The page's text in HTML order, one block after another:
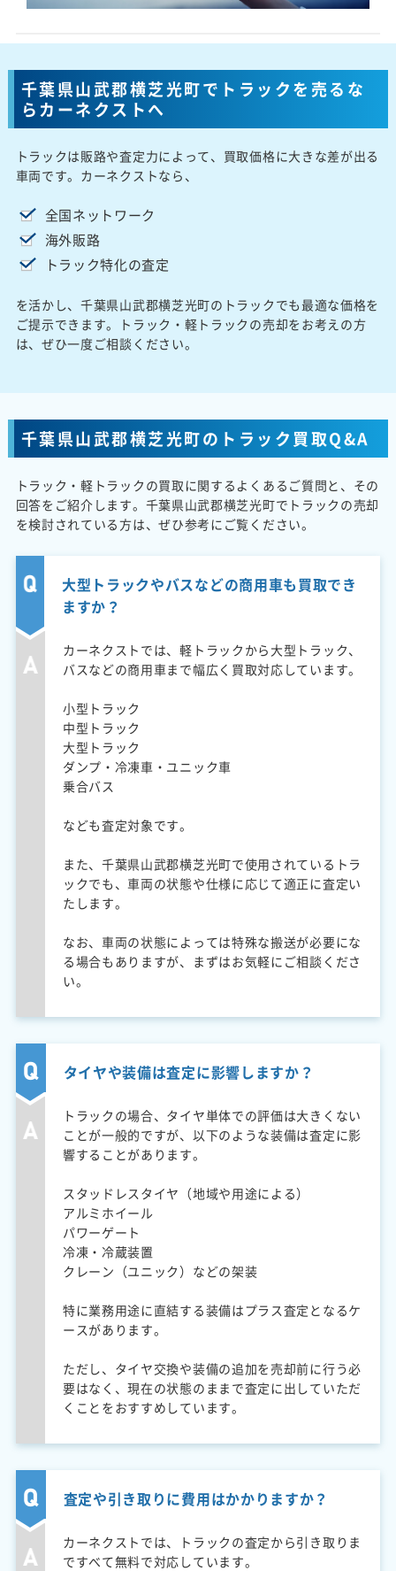
千葉県山武郡横芝光町でトラックを売るな
らカーネクストへ
トラックは販路や査定力によって、買取価格に大きな差が出る
車両です。カーネクストなら、
全国ネットワーク
海外販路
トラック特化の査定
を活かし、千葉県山武郡横芝光町のトラックでも最適な価格を
ご提示できます。トラック・軽トラックの売却をお考えの方
は、ぜひ一度ご相談ください。
千葉県山武郡横芝光町のトラック買取Q&A
トラック・軽トラックの買取に関するよくあるご質問と、その
回答をご紹介します。千葉県山武郡横芝光町でトラックの売却
を検討されている方は、ぜひ参考にご覧ください。
大型トラックやバスなどの商用車も買取でき
ますか？
カーネクストでは、軽トラックから大型トラック、
バスなどの商用車まで幅広く買取対応しています。
小型トラック
中型トラック
大型トラック
ダンプ・冷凍車・ユニック車
乗合バス
なども査定対象です。
また、千葉県山武郡横芝光町で使用されているトラ
ックでも、車両の状態や仕様に応じて適正に査定い
たします。
なお、車両の状態によっては特殊な搬送が必要にな
る場合もありますが、まずはお気軽にご相談くださ
い。
タイヤや装備は査定に影響しますか？
トラックの場合、タイヤ単体での評価は大きくない
ことが一般的ですが、以下のような装備は査定に影
響することがあります。
スタッドレスタイヤ（地域や用途による）
アルミホイール
パワーゲート
冷凍・冷蔵装置
クレーン（ユニック）などの架装
特に業務用途に直結する装備はプラス査定となるケ
ースがあります。
ただし、タイヤ交換や装備の追加を売却前に行う必
要はなく、現在の状態のままで査定に出していただ
くことをおすすめしています。
査定や引き取りに費用はかかりますか？
カーネクストでは、トラックの査定から引き取りま
ですべて無料で対応しています。